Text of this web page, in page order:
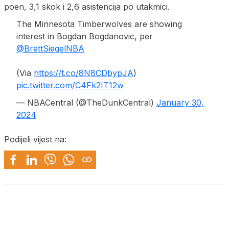
poen, 3,1 skok i 2,6 asistencija po utakmici.
The Minnesota Timberwolves are showing
interest in Bogdan Bogdanovic, per
@BrettSiegelNBA
(Via https://t.co/8N8CDbypJA)
pic.twitter.com/C4Fk2IT12w
— NBACentral (@TheDunkCentral) January 30,
2024
Podijeli vijest na: